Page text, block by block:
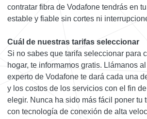
contratar fibra de Vodafone tendrás en
estable y fiable sin cortes ni
Cuál de nuestras tarifas seleccionar
Si no sabes que tarifa seleccionar para
hogar, te informamos gratis. Llámanos
experto de Vodafone te dará cada una
y los costos de los servicios con el fin
elegir. Nunca ha sido más fácil poner tu
con tecnología de conexión de alta